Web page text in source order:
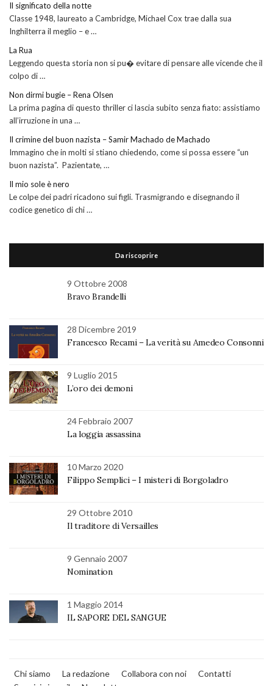
Il significato della notte
Classe 1948, laureato a Cambridge, Michael Cox trae dalla sua
Inghilterra il meglio – e …
La Rua
Leggendo questa storia non si pu� evitare di pensare alle vicende che il
colpo di …
Non dirmi bugie – Rena Olsen
La prima pagina di questo thriller ci lascia subito senza fiato: assistiamo
all’irruzione in una …
Il crimine del buon nazista – Samir Machado de Machado
Immagino che in molti si stiano chiedendo, come si possa essere “un
buon nazista”. Pazientate, …
Il mio sole è nero
Le colpe dei padri ricadono sui figli. Trasmigrando e disegnando il
codice genetico di chi …
Da riscoprire
9 Ottobre 2008
Bravo Brandelli
28 Dicembre 2019
Francesco Recami – La verità su Amedeo Consonni
9 Luglio 2015
L’oro dei demoni
24 Febbraio 2007
La loggia assassina
10 Marzo 2020
Filippo Semplici – I misteri di Borgoladro
29 Ottobre 2010
Il traditore di Versailles
9 Gennaio 2007
Nomination
1 Maggio 2014
IL SAPORE DEL SANGUE
Chi siamo La redazione Collabora con noi
Contatti